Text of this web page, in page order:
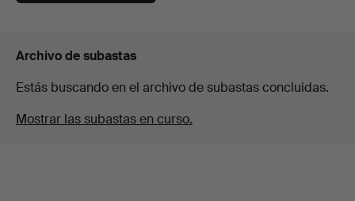
Archivo de subastas
Estás buscando en el archivo de subastas concluidas.
Mostrar las subastas en curso.